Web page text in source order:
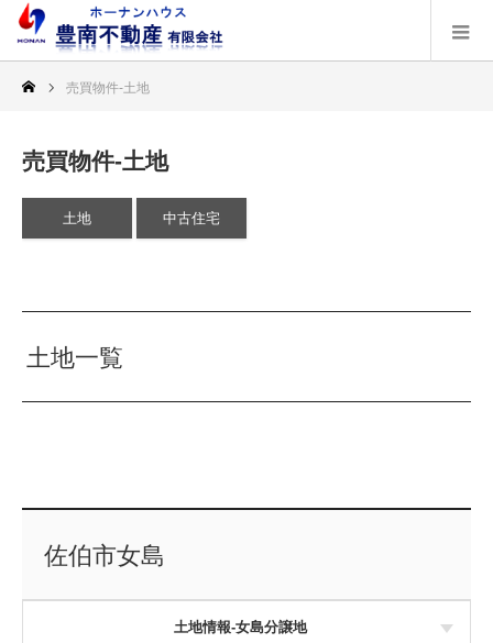
売買物件-土地
売買物件-土地
土地 中古住宅
土地一覧
佐伯市女島
土地情報-女島分譲地